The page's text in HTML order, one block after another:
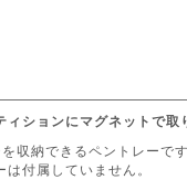
ィションにマグネットで取
収納できるペントレーです
付属していません。